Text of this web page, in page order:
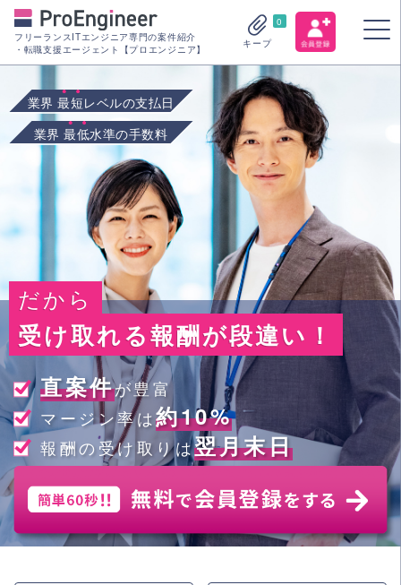
フリーランスITエンジニア専門の案件紹介
・転職支援エージェント【プロエンジニア】
0
キープ
業界最短レベルの支払日
業界最低水準の手数料
だから
受け取れる報酬が段違い！
直案件が豊富
マージン率は約10%
報酬の受け取りは翌月末日